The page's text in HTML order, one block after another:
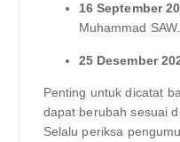
16 September
Muhammad SAW.
25 Desember
Penting untuk dicatat
dapat berubah sesuai
Selalu periksa